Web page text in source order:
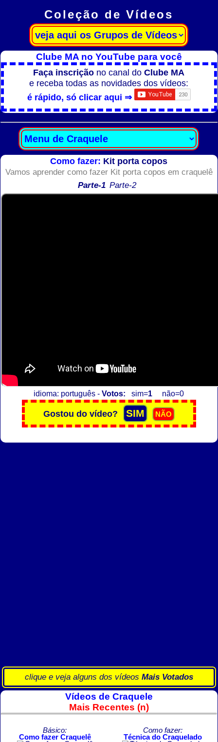
Coleção de Vídeos
Clube MA no YouTube para você
Faça inscrição no canal doClube MA
e receba todas as novidades dos vídeos:
é rápido, só clicar aqui ⇒
Como fazer: Kit porta copos
Vamos aprender como fazer Kit porta copos em craquelê
Parte-1 Parte-2
idioma: português -Votos: sim=1 não=0
clique e veja alguns dos vídeos Mais Votados
Vídeos de Craquele
Mais Recentes (n)
Básico:
Como fazer Craquelê
Como fazer:
Técnica do Craquelado